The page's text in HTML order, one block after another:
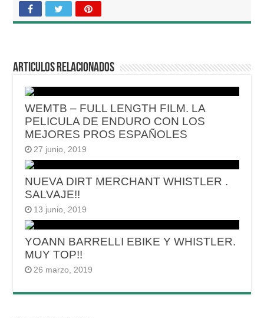
Articulos relacionados
WEMTB – FULL LENGTH FILM. LA
PELICULA DE ENDURO CON LOS
MEJORES PROS ESPAÑOLES
27 junio, 2019
NUEVA DIRT MERCHANT WHISTLER .
SALVAJE!!
13 junio, 2019
YOANN BARRELLI EBIKE Y WHISTLER.
MUY TOP!!
26 marzo, 2019